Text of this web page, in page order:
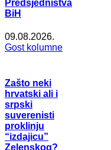
Predsjedništva
BiH
09.08.2026.
Gost kolumne
Zašto neki
hrvatski ali i
srpski
suverenisti
proklinju
“izdajicu”
Zelenskog?